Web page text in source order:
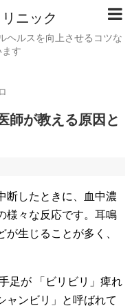
ニック
ヘルスを向上させるコツな
す
師が教える原因と
断したときに、血中濃
様々な反応です。耳鳴
が生じることが多く、
足が 「ビリビリ」痺れ
ャンビリ」と呼ばれて